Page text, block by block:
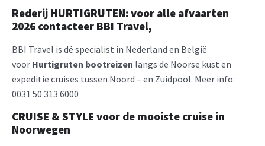
Rederij HURTIGRUTEN: voor alle afvaarten
2026 contacteer BBI Travel,
BBI Travel is dé specialist in Nederland en België
voor Hurtigruten bootreizen langs de Noorse kust en
expeditie cruises tussen Noord – en Zuidpool. Meer info:
0031 50 313 6000
CRUISE & STYLE voor de mooiste cruise in
Noorwegen